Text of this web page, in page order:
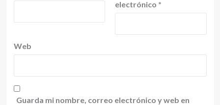
electrónico *
Web
Guarda mi nombre, correo electrónico y web en